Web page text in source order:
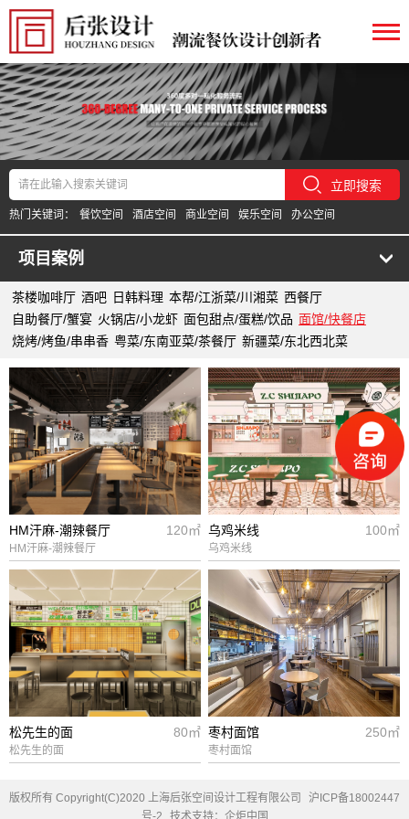
立即搜索
热门关键词： 餐饮空间 酒店空间 商业空间 娱乐空间 办公空间
项目案例
茶楼咖啡厅 酒吧 日韩料理 本帮/江浙菜/川湘菜 西餐厅
自助餐厅/蟹宴 火锅店/小龙虾 面包甜点/蛋糕/饮品 面馆/快餐店
烧烤/烤鱼/串串香 粤菜/东南亚菜/茶餐厅 新疆菜/东北西北菜
120㎡
HM汗麻-潮辣餐厅
HM汗麻-潮辣餐厅
100㎡
乌鸡米线
乌鸡米线
80㎡
松先生的面
松先生的面
250㎡
枣村面馆
枣村面馆
版权所有 Copyright(C)2020 上海后张空间设计工程有限公司
沪ICP备18002447